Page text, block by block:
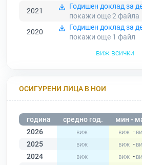
2021
Годишен доклад за
покажи още 2файла
2020
Годишен доклад за
покажи още 1 файл
виж всички
ОСИГУРЕНИ ЛИЦА В НОИ
година средно год. мин -
2026
-
2025
-
2024
-